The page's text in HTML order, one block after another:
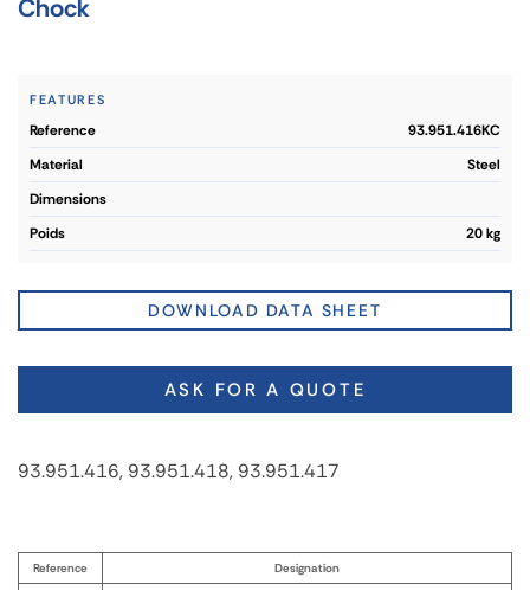
Chock
FEATURES
reference
93.951.416KC
material
Steel
dimensions
poids
20 kg
DOWNLOAD DATA SHEET
ASK FOR A QUOTE
93.951.416, 93.951.418, 93.951.417
Reference
Designation